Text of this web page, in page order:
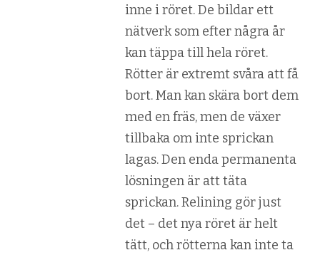
inne i röret. De bildar ett
nätverk som efter några år
kan täppa till hela röret.
Rötter är extremt svåra att få
bort. Man kan skära bort dem
med en fräs, men de växer
tillbaka om inte sprickan
lagas. Den enda permanenta
lösningen är att täta
sprickan. Relining gör just
det – det nya röret är helt
tätt, och rötterna kan inte ta